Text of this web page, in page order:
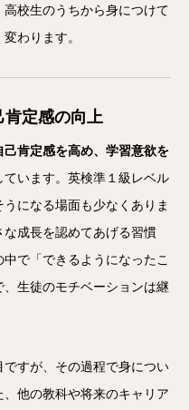
校生のうちから身につけて
わります。
肯定感の向上
己肯定感を高め、学習意欲を
ています。英検準１級レベル
になる場面も少なくありま
成長を認めてあげる習慣
で「できるようになったこ
生徒のモチベーションは継
すが、その過程で身につい
他の教科や将来のキャリア